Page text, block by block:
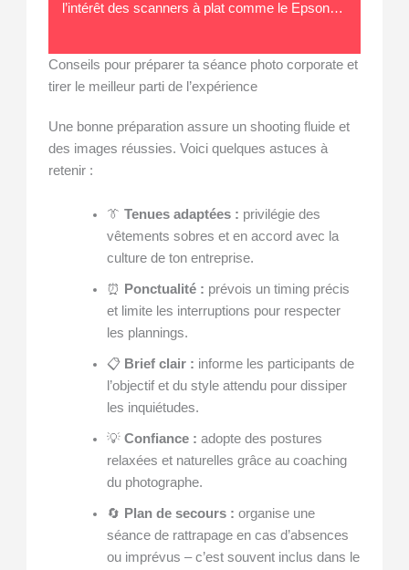
l’intérêt des scanners à plat comme le Epson…
Conseils pour préparer ta séance photo corporate et
tirer le meilleur parti de l’expérience
Une bonne préparation assure un shooting fluide et
des images réussies. Voici quelques astuces à
retenir :
👔 Tenues adaptées : privilégie des
vêtements sobres et en accord avec la
culture de ton entreprise.
⏰ Ponctualité : prévois un timing précis
et limite les interruptions pour respecter
les plannings.
📋 Brief clair : informe les participants de
l’objectif et du style attendu pour dissiper
les inquiétudes.
💡 Confiance : adopte des postures
relaxées et naturelles grâce au coaching
du photographe.
🔄 Plan de secours : organise une
séance de rattrapage en cas d’absences
ou imprévus – c’est souvent inclus dans le